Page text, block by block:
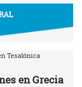
Tesalónica
en Grecia